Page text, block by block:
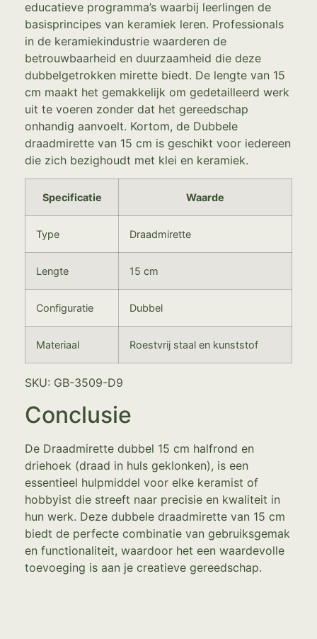
educatieve programma’s waarbij leerlingen de
basisprincipes van keramiek leren. Professionals
in de keramiekindustrie waarderen de
betrouwbaarheid en duurzaamheid die deze
dubbelgetrokken mirette biedt. De lengte van 15
cm maakt het gemakkelijk om gedetailleerd werk
uit te voeren zonder dat het gereedschap
onhandig aanvoelt. Kortom, de Dubbele
draadmirette van 15 cm is geschikt voor iedereen
die zich bezighoudt met klei en keramiek.
Specificatie Waarde
Type Draadmirette
Lengte 15 cm
Configuratie Dubbel
Materiaal Roestvrij staal en kunststof
SKU: GB-3509-D9
Conclusie
De Draadmirette dubbel 15 cm halfrond en
driehoek (draad in huls geklonken), is een
essentieel hulpmiddel voor elke keramist of
hobbyist die streeft naar precisie en kwaliteit in
hun werk. Deze dubbele draadmirette van 15 cm
biedt de perfecte combinatie van gebruiksgemak
en functionaliteit, waardoor het een waardevolle
toevoeging is aan je creatieve gereedschap.